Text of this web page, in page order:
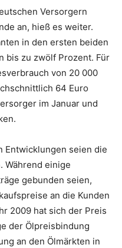
Versorgern
an, hieß es weiter.
in den ersten beiden
bis zu zwölf Prozent. Für
von 20 000
64 Euro
im Januar und
Entwicklungen seien die
Während einige
gebunden seien,
an die Kunden
2009 hat sich der Preis
der Ölpreisbindung
an den Ölmärkten in